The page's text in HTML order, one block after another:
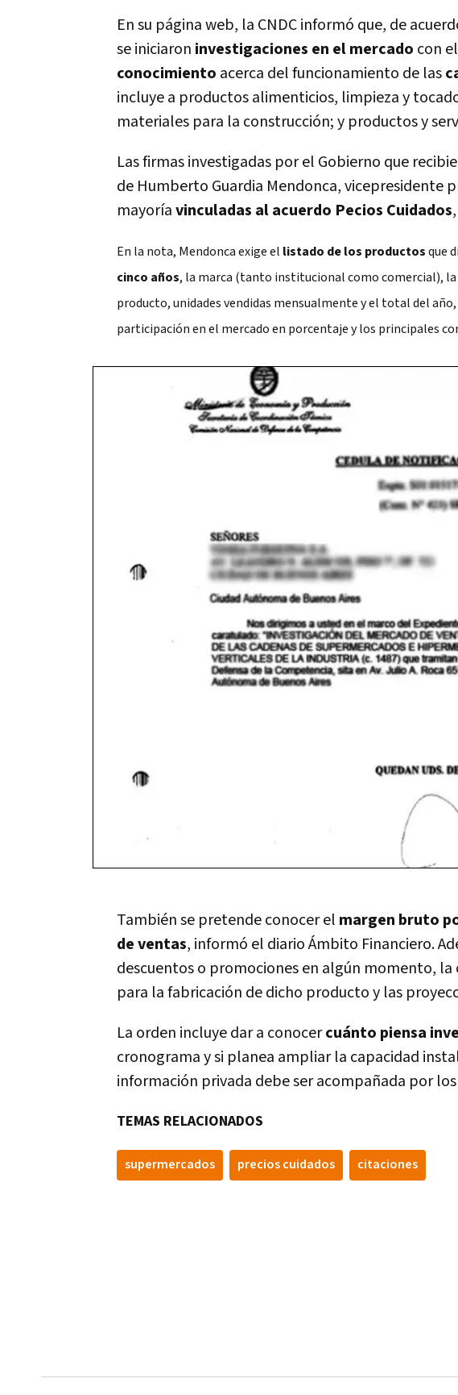
En su página web, la CNDC informó que, de
se iniciaron investigaciones en el mercado con
conocimiento acerca del funcionamiento de las
incluye a productos alimenticios, limpieza y
materiales para la construcción; y productos y
Las firmas investigadas por el Gobierno que
de Humberto Guardia Mendonca, vicepresidente
mayoríavinculadas al acuerdo Pecios Cuidados
En la nota, Mendonca exige el listado de los productosque
cinco años, la marca (tanto institucional como comercial),
producto, unidades vendidas mensualmente y el total del
participación en el mercado en porcentaje y los principales
También se pretende conocer el margen bruto
de ventas, informó el diario Ámbito Financiero.
descuentos o promociones en algún momento,
para la fabricación de dicho producto y las
La orden incluye dar a conocercuánto piensa
cronograma y si planea ampliar la capacidad
información privada debe ser acompañada por los
TEMAS RELACIONADOS
supermercados precios cuidados citaciones